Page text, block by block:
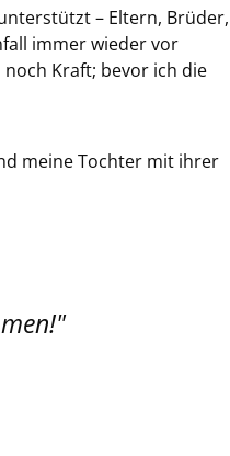
– Eltern, Brüder,
immer wieder vor
Kraft; bevor ich die
meine Tochter mit ihrer